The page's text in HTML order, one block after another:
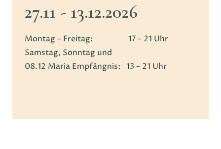
27.11 - 13.12.2026
Montag – Freitag: 17 – 21 Uhr
Samstag, Sonntag und
08.12 Maria Empfängnis: 13 – 21 Uhr